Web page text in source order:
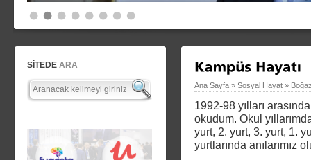
SİTEDE ARA
Ana Sayfa » Sosyal Hayat »
1992-98 yılları
okudum. Okul
yurt, 2. yurt, 3. yurt, 1.
yurtlarında anılarımız